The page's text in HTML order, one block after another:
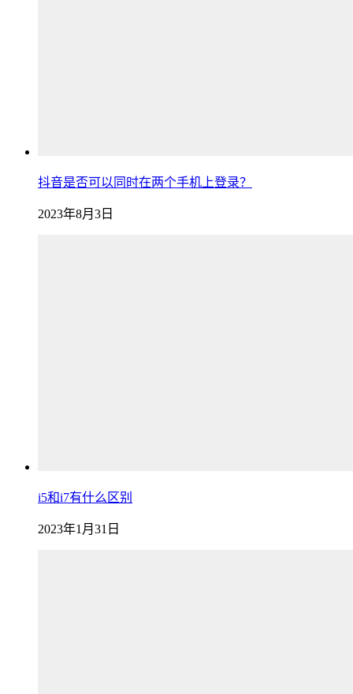
抖音是否可以同时在两个手机上登录？
2023年8月3日
i5和i7有什么区别
2023年1月31日